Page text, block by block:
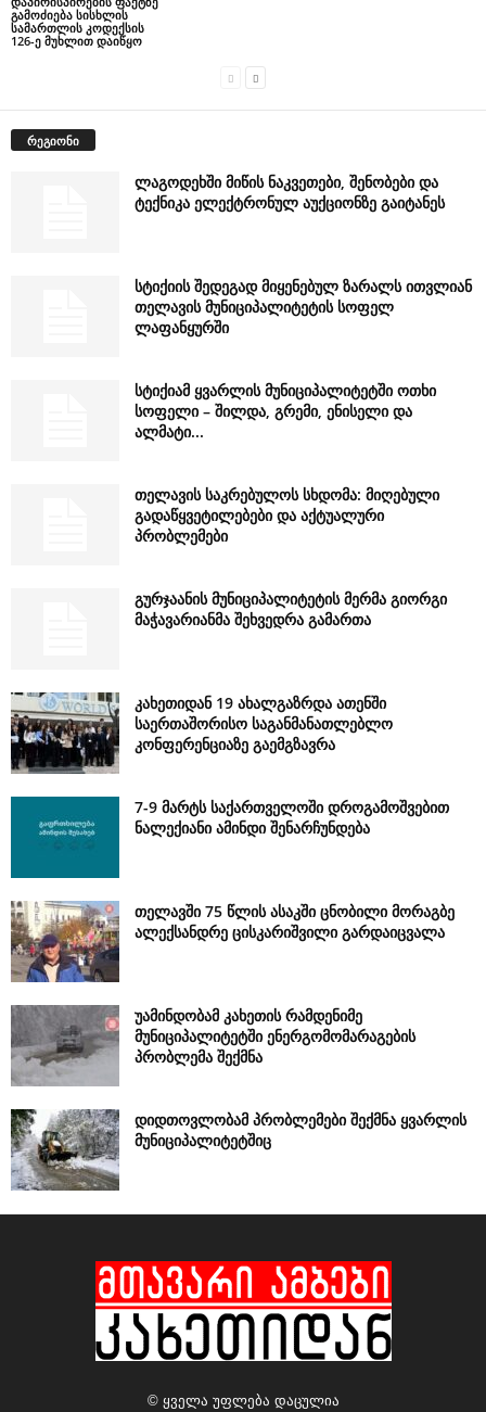
გამოძიება სისხლის
სამართლის კოდექსის
126-ე მუხლით დაიწყო
რეგიონი
ლაგოდეხში მიწის ნაკვეთები, შენობები და
ტექნიკა ელექტრონულ აუქციონზე გაიტანეს
სტიქიის შედეგად მიყენებულ ზარალს ითვლიან
თელავის მუნიციპალიტეტის სოფელ
ლაფანყურში
სტიქიამ ყვარლის მუნიციპალიტეტში ოთხი
სოფელი – შილდა, გრემი, ენისელი და
ალმატი...
თელავის საკრებულოს სხდომა: მიღებული
გადაწყვეტილებები და აქტუალური
პრობლემები
გურჯაანის მუნიციპალიტეტის მერმა გიორგი
მაჭავარიანმა შეხვედრა გამართა
კახეთიდან 19 ახალგაზრდა ათენში
საერთაშორისო საგანმანათლებლო
კონფერენციაზე გაემგზავრა
7-9 მარტს საქართველოში დროგამოშვებით
ნალექიანი ამინდი შენარჩუნდება
თელავში 75 წლის ასაკში ცნობილი მორაგბე
ალექსანდრე ცისკარიშვილი გარდაიცვალა
უამინდობამ კახეთის რამდენიმე
მუნიციპალიტეტში ენერგომომარაგების
პრობლემა შექმნა
დიდთოვლობამ პრობლემები შექმნა ყვარლის
მუნიციპალიტეტშიც
© ყველა უფლება დაცულია